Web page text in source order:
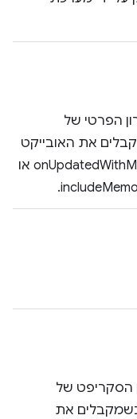
הפרטי של
את האובייקט
כחלק מקריאה חוזרת מ-onUpdatedWithMemory או
הסקריפט של
כשמקבלים את